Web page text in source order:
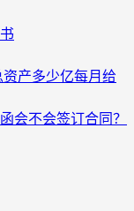
产多少亿每月给
会不会签订合同？